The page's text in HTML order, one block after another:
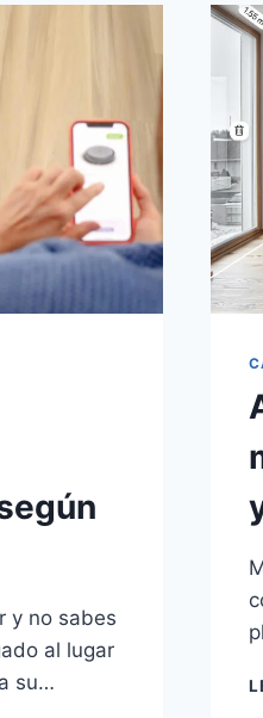
y no sabes
al lugar
su…